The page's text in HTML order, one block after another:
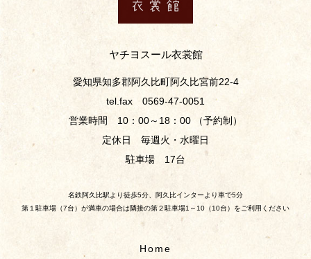
ヤチヨスール衣裳館
愛知県知多郡阿久比町阿久比宮前22-4
tel.fax 0569-47-0051
営業時間 10：00～18：00 （予約制）
定休日 毎週火・水曜日
駐車場 17台
名鉄阿久比駅より徒歩5分、阿久比インターより車で5分
第１駐車場（7台）が満車の場合は隣接の第２駐車場1～10（10台）をご利用ください
Home